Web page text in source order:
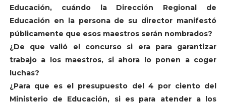
Educación, cuándo la Dirección Regional de
Educación en la persona de su director manifestó
públicamente que esos maestros serán nombrados?
¿De que valió el concurso si era para garantizar
trabajo a los maestros, si ahora lo ponen a coger
luchas?
¿Para que es el presupuesto del 4 por ciento del
Ministerio de Educación, si es para atender a los